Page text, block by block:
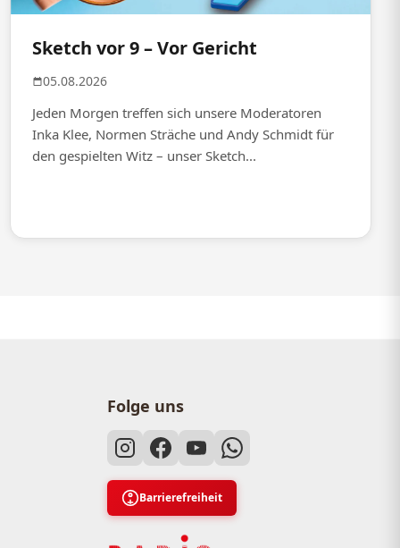
Sketch vor 9 – Vor Gericht
05.08.2026
Jeden Morgen treffen sich unsere Moderatoren
Inka Klee, Normen Sträche und Andy Schmidt für
den gespielten Witz – unser Sketch...
Folge uns
Barrierefreiheit